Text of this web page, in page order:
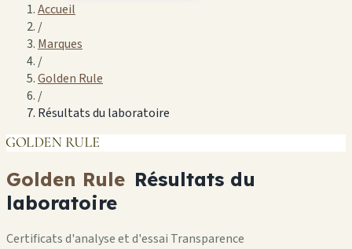
Accueil
/
Marques
/
Golden Rule
/
Résultats du laboratoire
Golden Rule Résultats du
laboratoire
Certificats d'analyse et d'essai Transparence